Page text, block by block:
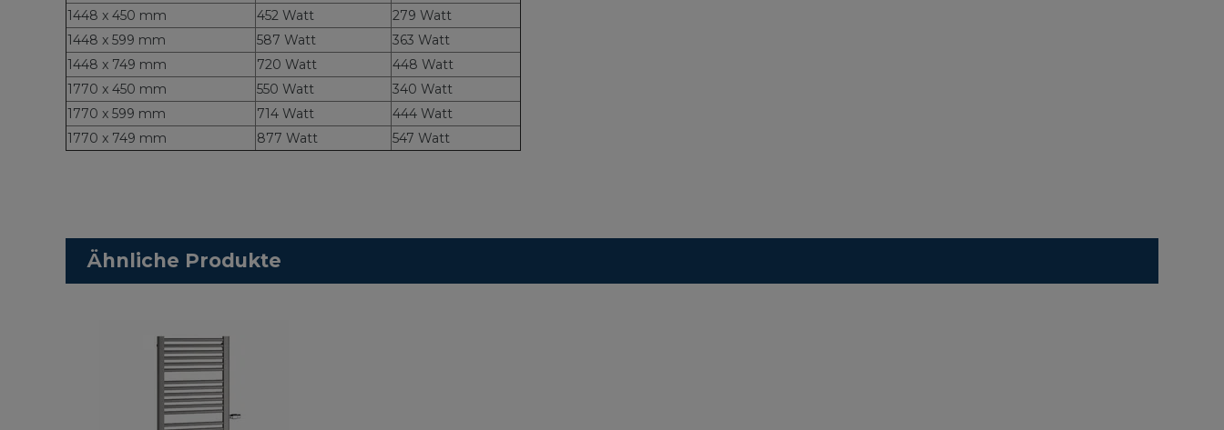
1448 x 450 mm
452 Watt
279 Watt
1448 x 599 mm
587 Watt
363 Watt
1448 x 749 mm
720 Watt
448 Watt
1770 x 450 mm
550 Watt
340 Watt
1770 x 599 mm
714 Watt
444 Watt
1770 x 749 mm
877 Watt 547 Watt
Ähnliche Produkte